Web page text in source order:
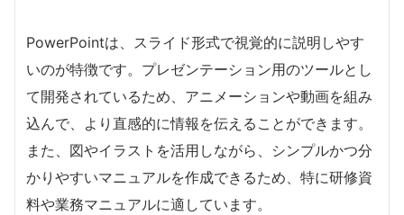
PowerPointは、スライド形式で視覚的に説明しやす
いのが特徴です。プレゼンテーション用のツールとし
て開発されているため、アニメーションや動画を組み
込んで、より直感的に情報を伝えることができます。
また、図やイラストを活用しながら、シンプルかつ分
かりやすいマニュアルを作成できるため、特に研修資
料や業務マニュアルに適しています。